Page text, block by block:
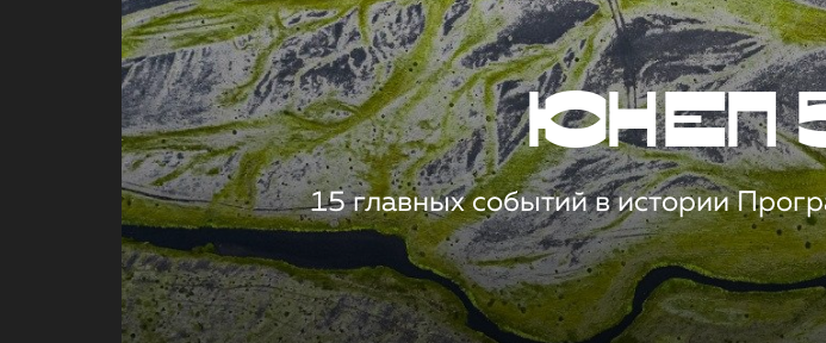
ЮНЕП
15 главных событий в истории